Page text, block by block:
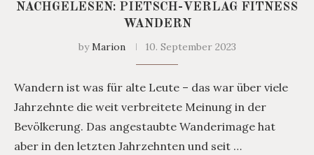
NACHGELESEN: PIETSCH-VERLAG FITNESS
WANDERN
byMarion 10. September 2023
Wandern ist was für alte Leute – das war über viele
Jahrzehnte die weit verbreitete Meinung in der
Bevölkerung. Das angestaubte Wanderimage hat
aber in den letzten Jahrzehnten und seit …